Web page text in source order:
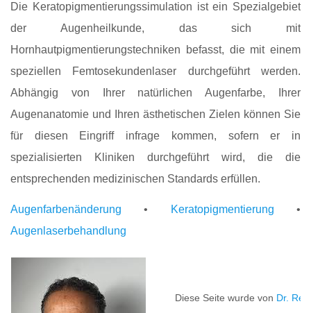
Die Keratopigmentierungssimulation ist ein Spezialgebiet
der Augenheilkunde, das sich mit
Hornhautpigmentierungstechniken befasst, die mit einem
speziellen Femtosekundenlaser durchgeführt werden.
Abhängig von Ihrer natürlichen Augenfarbe, Ihrer
Augenanatomie und Ihren ästhetischen Zielen können Sie
für diesen Eingriff infrage kommen, sofern er in
spezialisierten Kliniken durchgeführt wird, die die
entsprechenden medizinischen Standards erfüllen.
Augenfarbenänderung • Keratopigmentierung •
Augenlaserbehandlung
Diese Seite wurde von Dr.